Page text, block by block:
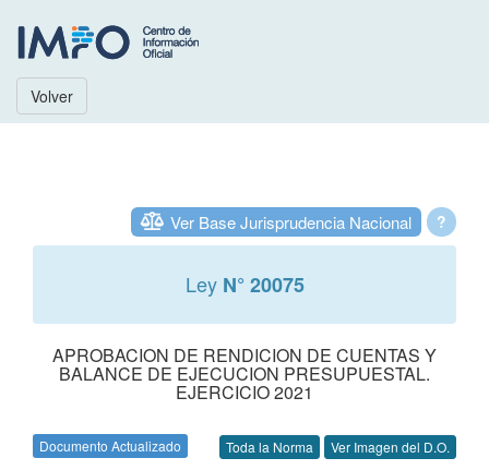
Volver
?
Ver Base Jurisprudencia Nacional
Ley N° 20075
APROBACION DE RENDICION DE CUENTAS Y
BALANCE DE EJECUCION PRESUPUESTAL.
EJERCICIO 2021
Documento Actualizado Toda la Norma Ver Imagen del D.O.